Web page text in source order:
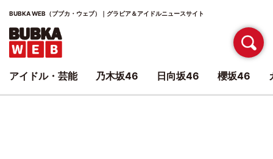
BUBKA WEB（ブブカ・ウェブ）｜グラビア＆アイドルニュースサイト
アイドル・芸能 乃木坂46 日向坂46 櫻坂46